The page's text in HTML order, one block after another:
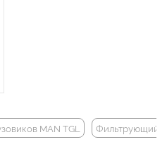
MAN TGL Фильтрующий